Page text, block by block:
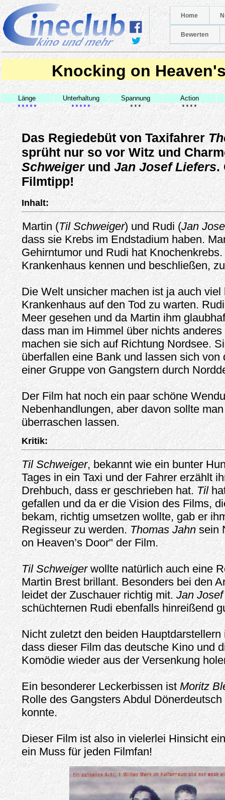
Home
Bewerten
Knocking on
Länge Unterhaltung Spannung
Action
*****
***** *** ****
Das Regiedebüt von Taxifahrer
sprüht nur so vor Witz und
Schweigerund Jan Josef Liefers.
Filmtipp!
Inhalt:
Martin (Til Schweiger) und Rudi (Jan
dass sie Krebs im Endstadium haben.
Gehirntumor und Rudi hat
Krankenhaus kennen und beschließen,
Die Welt unsicher machen ist ja auch viel
Krankenhaus auf den Tod zu warten.
Meer gesehen und da Martin ihm
dass man im Himmel über nichts
machen sie sich auf Richtung Nordsee.
überfallen eine Bank und lassen sich von
einer Gruppe von Gangstern durch
Der Film hat noch ein paar schöne
Nebenhandlungen, aber davon sollte
überraschen lassen.
Kritik:
Til Schweiger, bekannt wie ein bunter
Tages in ein Taxi und der Fahrer erzählt
Drehbuch, dass er geschrieben hat. Til
gefallen und da er die Vision des Films,
bekam, richtig umsetzen wollte, gab er
Regisseur zu werden. Thomas Jahnsein
on Heaven’s Door" der Film.
Til Schweigerwollte natürlich auch eine
Martin Brest brillant. Besonders bei den
leidet der Zuschauer richtig mit. Jan
schüchternen Rudi ebenfalls hinreißend
Nicht zuletzt den beiden
dass dieser Film das deutsche Kino und
Komödie wieder aus der Versenkung
Ein besonderer Leckerbissen ist Moritz
Rolle des Gangsters Abdul
konnte.
Dieser Film ist also in vielerlei Hinsicht
ein Muss für jeden Filmfan!